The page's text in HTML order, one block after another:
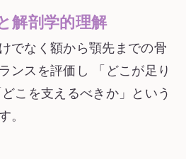
解剖学的理解
でなく額から顎先までの骨
ンスを評価し 「どこが足り
こを支えるべきか」という
。